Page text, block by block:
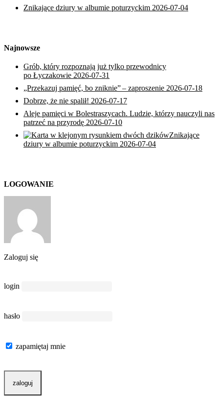
Znikające dziury w albumie poturzyckim 2026-07-04
Najnowsze
Grób, który rozpoznają już tylko przewodnicy
po Łyczakowie 2026-07-31
„Przekazuj pamięć, bo zniknie” – zaproszenie 2026-07-18
Dobrze, że nie spalił! 2026-07-17
Aleje pamięci w Bolestraszycach. Ludzie, którzy nauczyli nas
patrzeć na przyrodę 2026-07-10
Znikające
dziury w albumie poturzyckim 2026-07-04
LOGOWANIE
Zaloguj się
login
hasło
zapamiętaj mnie